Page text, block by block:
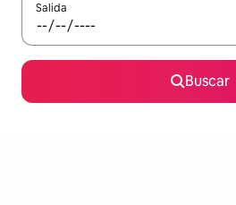
Salida
Buscar